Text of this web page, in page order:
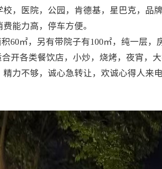
，医院，公园，肯德基，星巴克，品
能力高，停车方便。
60㎡，另有带院子有100㎡，纯一层
开各类餐饮店，小炒，烧烤，夜宵，
力不够，诚心急转让，欢诚心得人来